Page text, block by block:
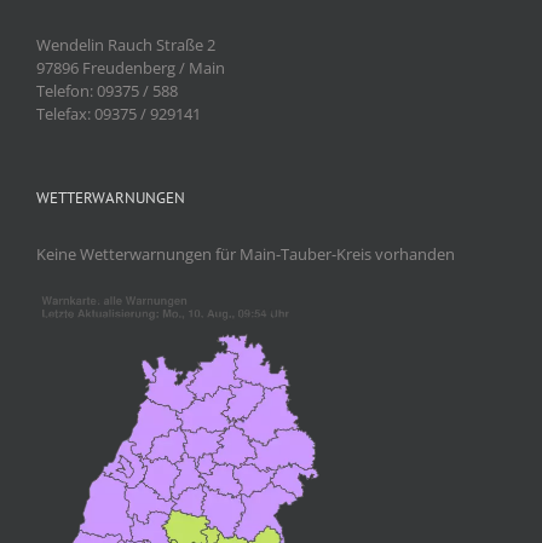
Wendelin Rauch Straße 2
97896 Freudenberg / Main
Telefon: 09375 / 588
Telefax: 09375 / 929141
WETTERWARNUNGEN
Keine Wetterwarnungen für Main-Tauber-Kreis vorhanden